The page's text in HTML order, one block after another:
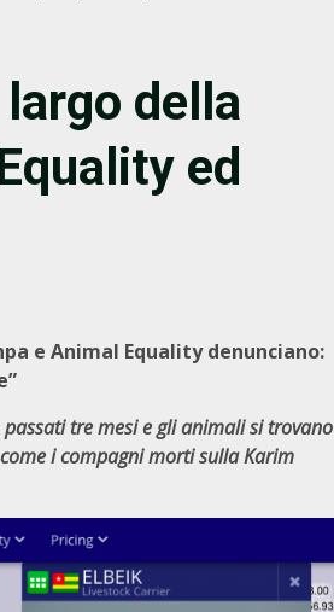
della
ed
e Animal Equality denunciano:
tre mesi e gli animali si trovano
i compagni morti sulla Karim